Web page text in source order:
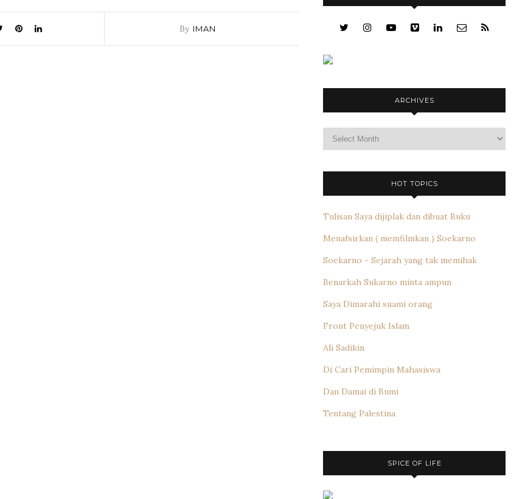
By IMAN
ARCHIVES
HOT TOPICS
Tulisan Saya dijiplak dan dibuat Buku
Menafsirkan ( memfilmkan ) Soekarno
Soekarno - Sejarah yang tak memihak
Benarkah Sukarno minta ampun
Saya Dimarahi suami orang
Front Penyejuk Islam
Ali Sadikin
Di Cari Pemimpin Mahasiswa
Dan Damai di Bumi
Tentang Palestina
SPICE OF LIFE